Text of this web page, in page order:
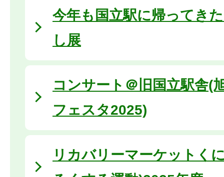
今年も国立駅に帰ってき
し展
コンサート＠旧国立駅舎(
フェスタ2025)
リカバリーマーケットく